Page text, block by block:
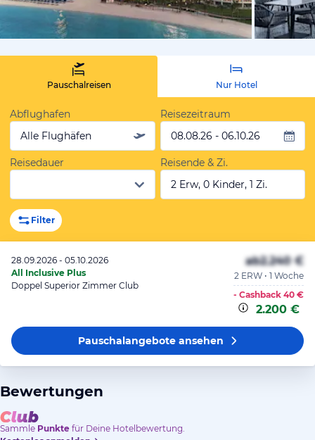
von
Pauschalreisen Nur Hotel
Abflughafen
Alle Flughäfen
Reisezeitraum
08.08.26 - 06.10.26
Reisedauer
Reisende & Zi.
2 Erw, 0 Kinder, 1 Zi.
Filter
28.09.2026 - 05.10.2026
All Inclusive Plus
Doppel Superior Zimmer Club
ab2.240 €
2 ERW • 1 Woche
- Cashback 40 €
2.200 €
Pauschalangeboteansehen
Bewertungen
Sammle Punkte für Deine Hotelbewertung.